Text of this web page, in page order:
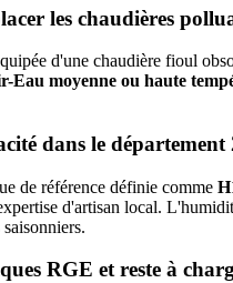
les chaudières
d'une chaudière fioul
Eau moyenne ou haute
dans le département
de référence définie comme
d'artisan local.
RGE et reste à